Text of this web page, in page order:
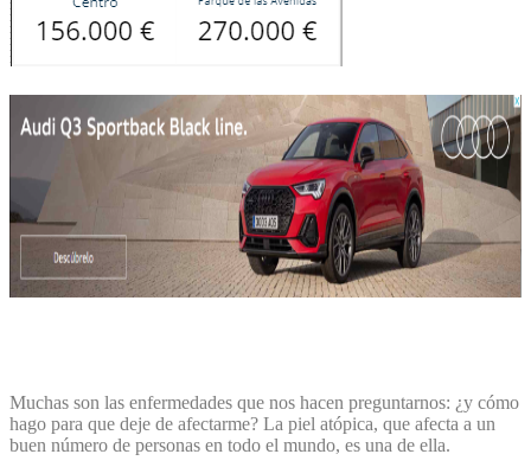
Muchas son las enfermedades que nos hacen preguntarnos: ¿y cómo
hago para que deje de afectarme? La piel atópica, que afecta a un
buen número de personas en todo el mundo, es una de ella.